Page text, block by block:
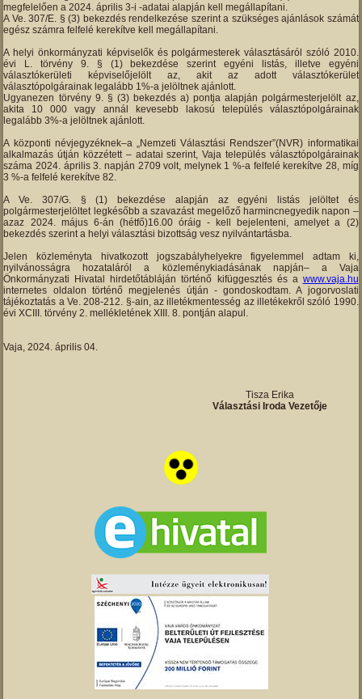
megfelelően a 2024. április 3-i -adatai alapján kell megállapítani.
A Ve. 307/E. § (3) bekezdés rendelkezése szerint a szükséges ajánlások számát
egész számra felfelé kerekítve kell megállapítani.
A helyi önkormányzati képviselők és polgármesterek választásáról szóló 2010.
évi L. törvény 9. § (1) bekezdése szerint egyéni listás, illetve egyéni
választókerületi képviselőjelölt az, akit az adott választókerület
választópolgárainak legalább 1%-a jelöltnek ajánlott.
Ugyanezen törvény 9. § (3) bekezdés a) pontja alapján polgármesterjelölt az,
akita 10 000 vagy annál kevesebb lakosú település választópolgárainak
legalább 3%-a jelöltnek ajánlott.
A központi névjegyzéknek–a „Nemzeti Választási Rendszer”(NVR) informatikai
alkalmazás útján közzétett – adatai szerint, Vaja település választópolgárainak
száma 2024. április 3. napján 2709 volt, melynek 1 %-a felfelé kerekítve 28, míg
3 %-a felfelé kerekítve 82.
A Ve. 307/G. § (1) bekezdése alapján az egyéni listás jelöltet és
polgármesterjelöltet legkésőbb a szavazást megelőző harmincnegyedik napon –
azaz 2024. május 6-án (hétfő)16.00 óráig - kell bejelenteni, amelyet a (2)
bekezdés szerint a helyi választási bizottság vesz nyilvántartásba.
Jelen közleményta hivatkozott jogszabályhelyekre figyelemmel adtam ki,
nyilvánosságra hozataláról a közleménykiadásának napján– a Vaja
Önkormányzati Hivatal hirdetőtábláján történő kifüggesztés és a www.vaja.hu
internetes oldalon történő megjelenés útján - gondoskodtam. A jogorvoslati
tájékoztatás a Ve. 208-212. §-ain, az illetékmentesség az illetékekről szóló 1990.
évi XCIII. törvény 2. mellékletének XIII. 8. pontján alapul.
Vaja, 2024. április 04.
Tisza Erika
Választási Iroda Vezetője